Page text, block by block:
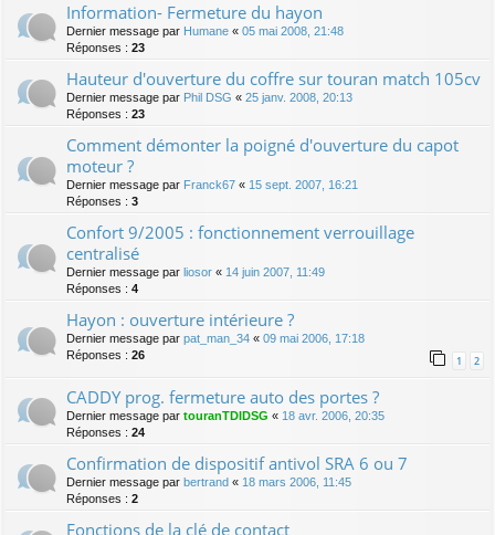
Information- Fermeture du hayon
Dernier message par Humane « 05 mai 2008, 21:48
Réponses : 23
Hauteur d'ouverture du coffre sur touran match 105cv
Dernier message par Phil DSG « 25 janv. 2008, 20:13
Réponses : 23
Comment démonter la poigné d'ouverture du capot
moteur ?
Dernier message par Franck67 « 15 sept. 2007, 16:21
Réponses : 3
Confort 9/2005 : fonctionnement verrouillage
centralisé
Dernier message par liosor « 14 juin 2007, 11:49
Réponses : 4
Hayon : ouverture intérieure ?
Dernier message par pat_man_34 « 09 mai 2006, 17:18
Réponses : 26 1 2
CADDY prog. fermeture auto des portes ?
Dernier message par touranTDIDSG « 18 avr. 2006, 20:35
Réponses : 24
Confirmation de dispositif antivol SRA 6 ou 7
Dernier message par bertrand « 18 mars 2006, 11:45
Réponses : 2
Fonctions de la clé de contact